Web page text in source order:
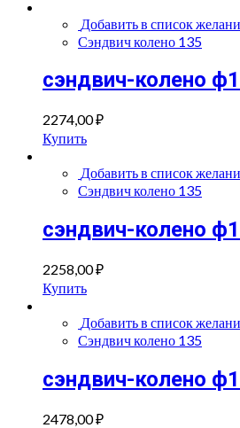
quantity
Добавить в список
Сэндвич колено 135
сэндвич-колено
2274,00₽
Купить
Добавить в список
Сэндвич колено 135
сэндвич-колено
2258,00₽
Купить
Добавить в список
Сэндвич колено 135
сэндвич-колено
2478,00₽